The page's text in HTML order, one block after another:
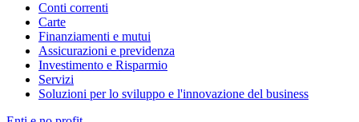
Conti correnti
Carte
Finanziamenti e mutui
Assicurazioni e previdenza
Investimento e Risparmio
Servizi
Soluzioni per lo sviluppo e l'innovazione del business